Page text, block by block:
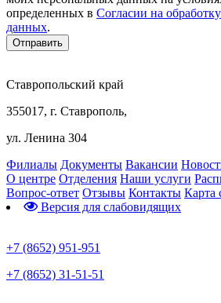
определенных в Согласии на
данных.
Ставропольский край
355017, г. Ставрополь,
ул. Ленина 304
Филиалы Документы Вакансии
О центре Отделения Наши услуги
Вопрос-ответ Отзывы Контакты Карта
Версия для слабовидящих
+7 (8652) 951-951
+7 (8652) 31-51-51